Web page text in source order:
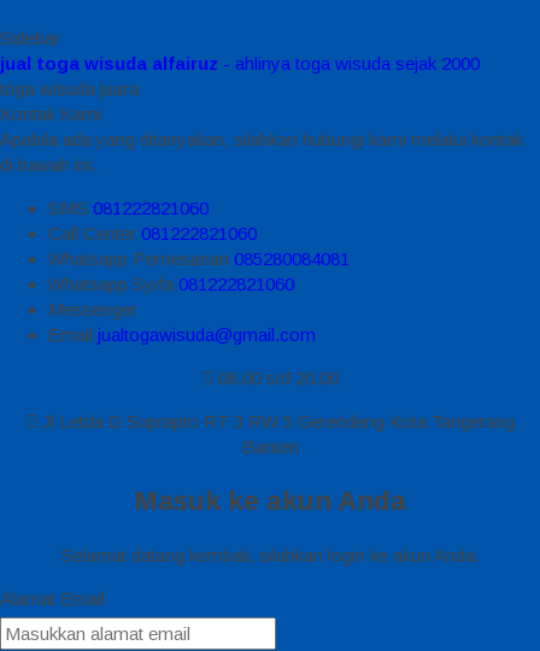
Sidebar
jual toga wisuda alfairuz - ahlinya toga wisuda sejak 2000
toga wisuda juara
Kontak Kami
Apabila ada yang ditanyakan, silahkan hubungi kami melalui kontak
di bawah ini.
SMS 081222821060
Call Center 081222821060
Whatsapp Pemesanan 085280084081
Whatsapp Syifa 081222821060
Messenger
Email jualtogawisuda@gmail.com
08.00 s/d 20.00
Jl Letda D Suprapto RT 3 RW 5 Gerendeng Kota Tangerang
Banten
Masuk ke akun Anda
Selamat datang kembali, silahkan login ke akun Anda.
Alamat Email